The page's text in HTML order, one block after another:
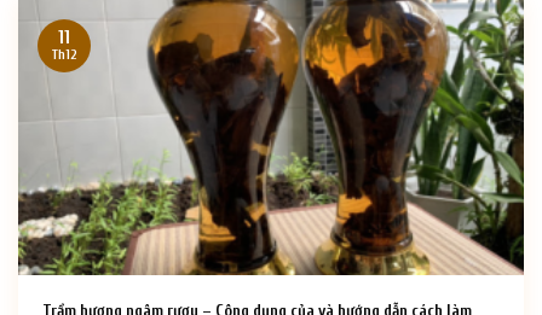
Trầm hương ngâm rượu – Công dụng của và hướng dẫn cách làm
11
Th12